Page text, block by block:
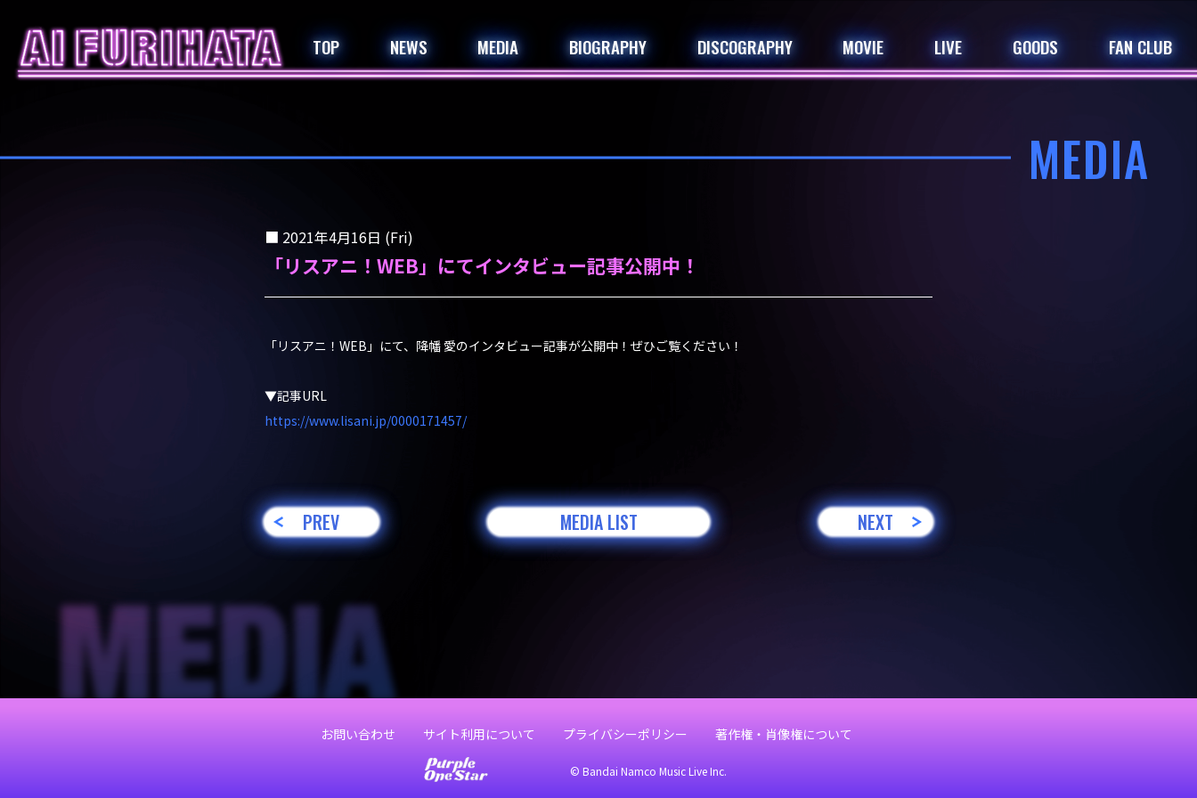
TOP NEWS MEDIA BIOGRAPHY DISCOGRAPHY MOVIE LIVE GOODS FAN CLUB
MEDIA
2021年4月16日 (Fri)
「リスアニ！WEB」にてインタビュー記事公開中！
「リスアニ！WEB」にて、降幡 愛のインタビュー記事が公開中！ぜひご覧ください！
▼記事URL
https://www.lisani.jp/0000171457/
PREV MEDIA LIST NEXT
お問い合わせ サイト利用について プライバシーポリシー 著作権・肖像権について
© Bandai Namco Music Live Inc.